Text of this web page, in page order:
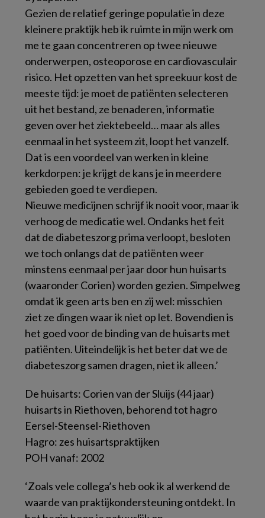
Gezien de relatief geringe populatie in deze
kleinere praktijk heb ik ruimte in mijn werk om
me te gaan concentreren op twee nieuwe
onderwerpen, osteoporose en cardiovasculair
risico. Het opzetten van het spreekuur kost de
meeste tijd: je moet de patiënten selecteren
uit het bestand, ze benaderen, informatie
geven over het ziektebeeld… maar als alles
eenmaal in het systeem zit, loopt het vanzelf.
Dat is een voordeel van werken in kleine
kerkdorpen: je krijgt de kans je in meerdere
gebieden goed te verdiepen.
Nieuwe medicijnen schrijf ik nooit voor, maar ik
verhoog de medicatie wel. Ondanks het feit
dat de diabeteszorg prima verloopt, besloten
we toch onlangs dat de patiënten weer
minstens eenmaal per jaar door hun huisarts
(waaronder Corien) worden gezien. Simpelweg
omdat ik geen arts ben en zij wel: misschien
ziet ze dingen waar ik niet op let. Bovendien is
het goed voor de binding van de huisarts met
patiënten. Uiteindelijk is het beter dat we de
diabeteszorg samen dragen, niet ik alleen.’
De huisarts: Corien van der Sluijs (44 jaar)
huisarts in Riethoven, behorend tot hagro
Eersel-Steensel-Riethoven
Hagro: zes huisartspraktijken
POH vanaf: 2002
‘Zoals vele collega’s heb ook ik al werkend de
waarde van praktijkondersteuning ontdekt. In